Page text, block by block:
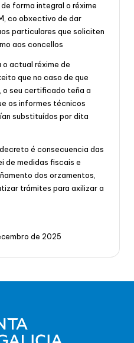
forma integral o réxime
co obxectivo de dar
particulares que soliciten
aos concellos
actual réxime de
que no caso de que
o seu certificado teña a
os informes técnicos
substituídos por dita
é consecuencia das
de medidas fiscais e
dos orzamentos,
trámites para axilizar a
de 2025